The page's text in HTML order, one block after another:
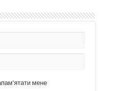
мене